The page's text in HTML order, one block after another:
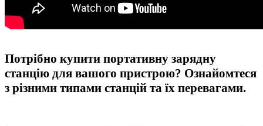
Потрібно купити портативну зарядну
станцію для вашого пристрою? Ознайомтеся
з різними типами станцій та їх перевагами.